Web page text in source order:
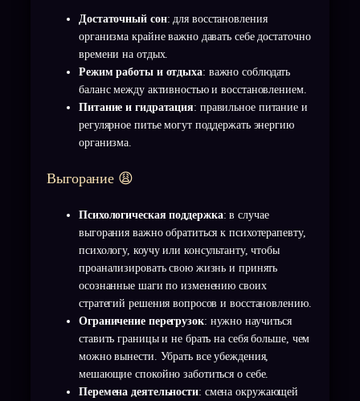
Достаточный сон: для восстановления
организма крайне важно давать себе достаточно
времени на отдых.
Режим работы и отдыха: важно соблюдать
баланс между активностью и восстановлением.
Питание и гидратация: правильное питание и
регулярное питье могут поддержать энергию
организма.
Выгорание 😩
Психологическая поддержка: в случае
выгорания важно обратиться к психотерапевту,
психологу, коучу или консультанту, чтобы
проанализировать свою жизнь и принять
осознанные шаги по изменению своих
стратегий решения вопросов и восстановлению.
Ограничение перегрузок: нужно научиться
ставить границы и не брать на себя больше, чем
можно вынести. Убрать все убеждения,
мешающие спокойно заботиться о себе.
Перемена деятельности: смена окружающей